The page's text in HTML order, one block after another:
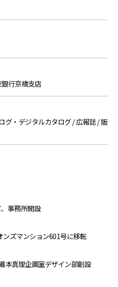
行京橋支店
グ・デジタルカタログ / 広報誌 / 販
事務所開設
ズマンション601号に移転
本真理企画室デザイン部創設